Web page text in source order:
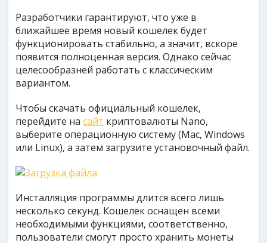
Разработчики гарантируют, что уже в
ближайшее время новый кошелек будет
функционировать стабильно, а значит, вскоре
появится полноценная версия. Однако сейчас
целесообразней работать с классическим
вариантом.
Чтобы скачать официальный кошелек,
перейдите насайт криптовалюты Nano,
выберите операционную систему (Mac, Windows
или Linux), а затем загрузите установочный файл.
Инсталляция программы длится всего лишь
несколько секунд. Кошелек оснащен всеми
необходимыми функциями, соответственно,
пользователи смогут просто хранить монеты